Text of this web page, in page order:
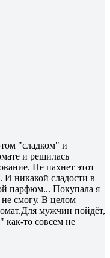
"сладком" и
и решилась
Не пахнет этот
никакой сладости в
парфюм... Покупала я
не смогу. В целом
мужчин пойдёт,
как-то совсем не